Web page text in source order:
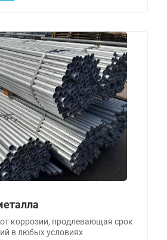
коррозии, продлевающая срок
в любых условиях